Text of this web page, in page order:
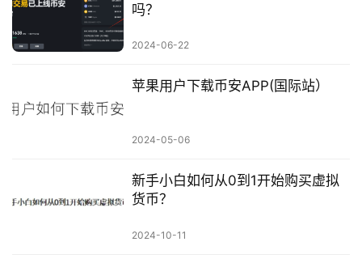
吗？
2024-06-22
苹果用户下载币安APP(国际站）
2024-05-06
新手小白如何从0到1开始购买虚拟
货币？
2024-10-11